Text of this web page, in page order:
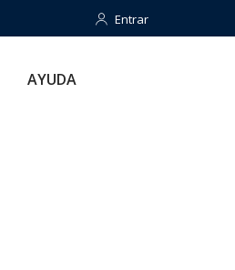
Entrar
Entrar
AYUDA